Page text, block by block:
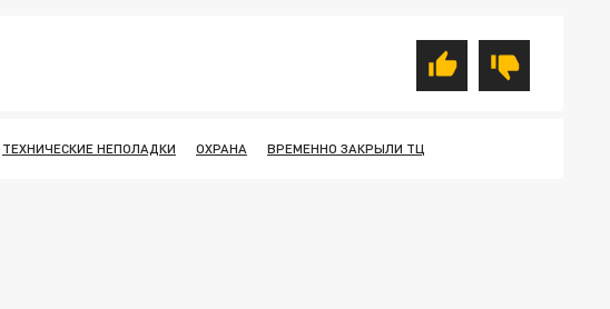
ТЕХНИЧЕСКИЕ НЕПОЛАДКИ ОХРАНА ВРЕМЕННО ЗАКРЫЛИ ТЦ